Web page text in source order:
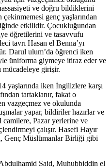
ve doğru bildiklerini
genç yaşlarından
etkilidir. Çocukluğundan
öğretilerini ve tasavvufu
tavrı Hasan el Benna’yı
Darul ulum’da öğrenci iken
üniforma giymeye itiraz eder ve
mücadeleye girişir.
yaşlarında iken İngilizlere karşı
tartaklanır, fakat o
vazgeçmez ve okulunda
yapar, bildiriler hazırlar ve
camilere, Pazar yerlerine ve
çalışır. Hasefi Hayır
Genç Müslümanlar Birliği gibi
Said, Muhubbiddin el